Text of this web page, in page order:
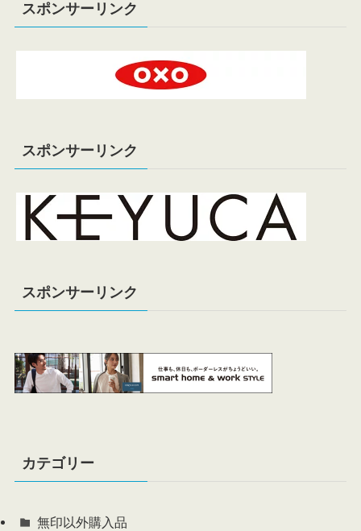
スポンサーリンク
スポンサーリンク
スポンサーリンク
カテゴリー
無印以外購入品